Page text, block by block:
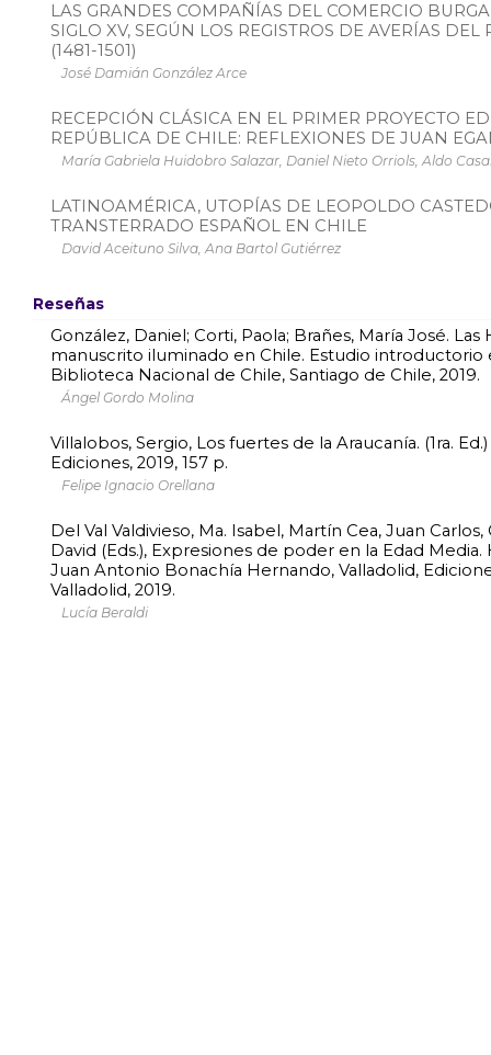
LAS GRANDES COMPAÑÍAS DEL COMERCIO
SIGLO XV, SEGÚN LOS REGISTROS DE AVERÍAS
(1481-1501)
José Damián González Arce
RECEPCIÓN CLÁSICA EN EL PRIMER PROYECTO
REPÚBLICA DE CHILE: REFLEXIONES DE JUAN
María Gabriela Huidobro Salazar, Daniel Nieto Orriols, Aldo
LATINOAMÉRICA, UTOPÍAS DE LEOPOLDO
TRANSTERRADO ESPAÑOL EN CHILE
David Aceituno Silva, Ana Bartol Gutiérrez
Reseñas
González, Daniel; Corti, Paola; Brañes, María José. Las
manuscrito iluminado en Chile. Estudio introductorio
Biblioteca Nacional de Chile, Santiago de Chile, 2019.
Ángel Gordo Molina
Villalobos, Sergio, Los fuertes de la Araucanía. (1ra.
Ediciones, 2019, 157 p.
Felipe Ignacio Orellana
Del Val Valdivieso, Ma. Isabel, Martín Cea, Juan Carlos,
David (Eds.), Expresiones de poder en la Edad
Juan Antonio Bonachía Hernando, Valladolid,
Valladolid, 2019.
Lucía Beraldi